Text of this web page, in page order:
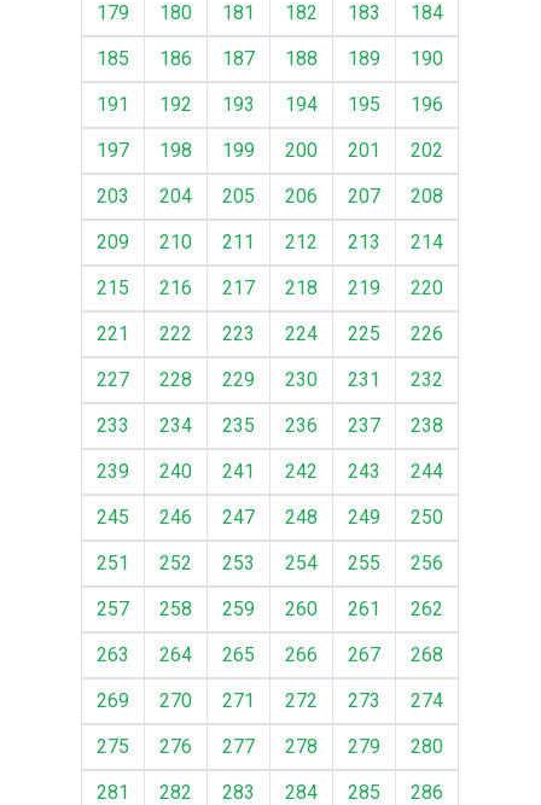
179
180 181 182 183
184
185
186 187 188 189
190
191
192 193 194 195
196
197
198 199 200 201
202
203
204 205 206 207
208
209
210 211 212 213
214
215
216 217 218 219
220
221
222 223 224 225
226
227
228 229 230 231
232
233
234 235 236 237
238
239
240 241 242 243
244
245
246 247 248 249
250
251
252 253 254 255
256
257
258 259 260 261
262
263
264 265 266 267
268
269
270 271 272 273
274
275
276 277 278 279
280
281
282 283 284 285
286